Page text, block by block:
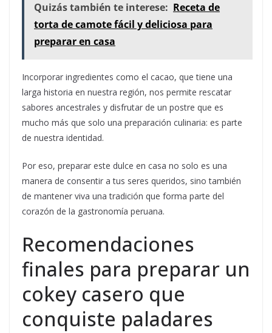
Quizás también te interese: Receta de
torta de camote fácil y deliciosa para
preparar en casa
Incorporar ingredientes como el cacao, que tiene una
larga historia en nuestra región, nos permite rescatar
sabores ancestrales y disfrutar de un postre que es
mucho más que solo una preparación culinaria: es parte
de nuestra identidad.
Por eso, preparar este dulce en casa no solo es una
manera de consentir a tus seres queridos, sino también
de mantener viva una tradición que forma parte del
corazón de la gastronomía peruana.
Recomendaciones
finales para preparar un
cokey casero que
conquiste paladares